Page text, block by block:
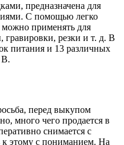
предназначена для
С помощью легко
можно применять для
резки и т. д. В
питания и 13 различных
В.
перед выкупом
много чего продается в
снимается с
к этому с пониманием. На